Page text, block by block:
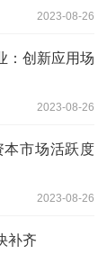
2023-08-26
：创新应用场
2023-08-26
本市场活跃度
2023-08-26
补齐